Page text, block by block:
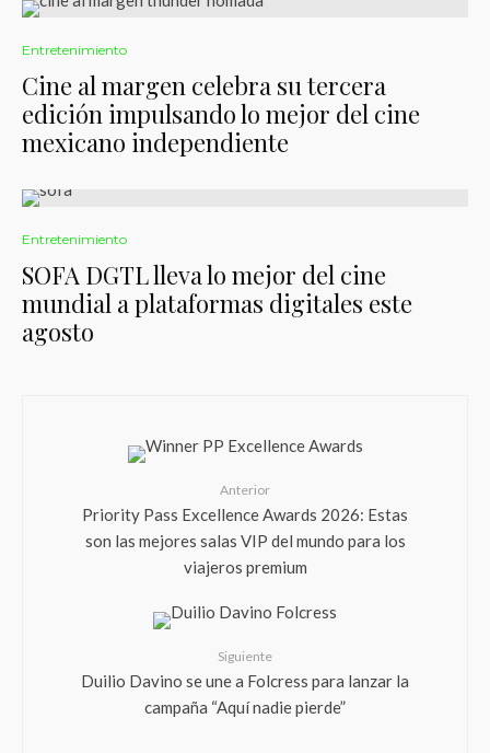
Entretenimiento
Cine al margen celebra su tercera
edición impulsando lo mejor del cine
mexicano independiente
Entretenimiento
SOFA DGTL lleva lo mejor del cine
mundial a plataformas digitales este
agosto
Anterior
Priority Pass Excellence Awards 2026: Estas
son las mejores salas VIP del mundo para los
viajeros premium
Siguiente
Duilio Davino se une a Folcress para lanzar la
campaña “Aquí nadie pierde”